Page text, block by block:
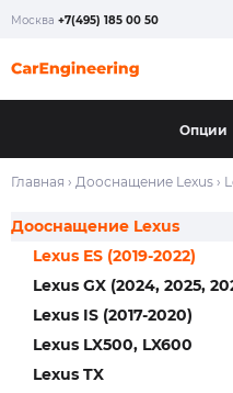
Москва +7(495) 185 00 50
Опции
Главная › Дооснащение Lexus ›
Дооснащение Lexus
Lexus GX (2024, 2025,
Lexus IS (2017-2020)
Lexus LX500, LX600
Lexus TX
Lexus ES (2019-2022)